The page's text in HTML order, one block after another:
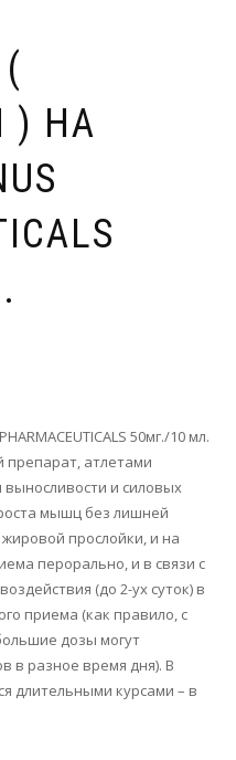
) НА
50мг./10 мл.
атлетами
и силовых
мышц без лишней
прослойки, и на
перорально, и в связи с
(до 2-ух суток) в
приема (как правило, с
дозы могут
в разное время дня). В
длительными курсами – в